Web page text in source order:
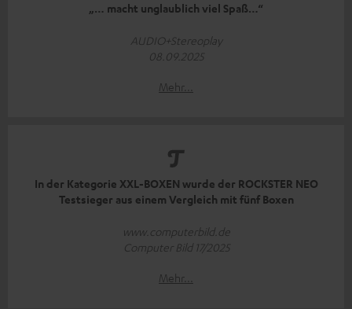
„… macht unglaublich viel Spaß…“
AUDIO+Stereoplay
08.09.2025
Mehr...
In der Kategorie XXL-BOXEN wurde der ROCKSTER NEO
Testsieger aus einem Vergleich mit fünf Boxen
www.computerbild.de
Computer Bild 17/2025
Mehr...